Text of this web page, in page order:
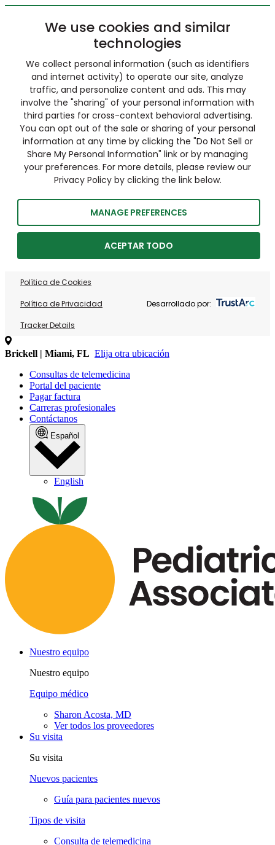
We use cookies and similar
technologies
We collect personal information (such as identifiers
and internet activity) to operate our site, analyze
traffic, and personalize content and ads. This may
involve the "sharing" of your personal information with
third parties for cross-context behavioral advertising.
You can opt out of the sale or sharing of your personal
information at any time by clicking the "Do Not Sell or
Share My Personal Information" link or by managing
your preferences. For more details, please review our
Privacy Policy by clicking the link below.
MANAGE PREFERENCES
ACEPTAR TODO
Política de Cookies
Política de Privacidad
Tracker Details
Desarrollado por:
Brickell | Miami, FL Elija otra ubicación
Consultas de telemedicina
Portal del paciente
Pagar factura
Carreras profesionales
Contáctanos
Español
English
Nuestro equipo
Nuestro equipo
Equipo médico
Sharon Acosta, MD
Ver todos los proveedores
Su visita
Su visita
Nuevos pacientes
Guía para pacientes nuevos
Tipos de visita
Consulta de telemedicina